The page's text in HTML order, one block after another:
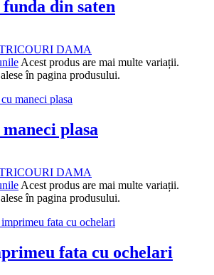
din saten
DAMA
Acest produs are mai multe variații.
în pagina produsului.
plasa
DAMA
Acest produs are mai multe variații.
în pagina produsului.
fata cu ochelari